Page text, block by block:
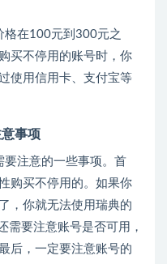
格在100元到300元之
买不停用的账号时，你
使用信用卡、支付宝等
事项
要注意的一些事项。首
购买不停用的。如果你
，你就无法使用瑞典的
需要注意账号是否可用，
后，一定要注意账号的